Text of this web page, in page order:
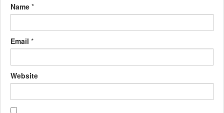
Name *
Email *
Website